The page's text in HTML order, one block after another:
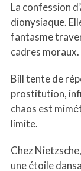
La confession
dionysiaque.
fantasme
cadres moraux.
Bill tente de
prostitution,
chaos est
limite.
Chez
une étoile